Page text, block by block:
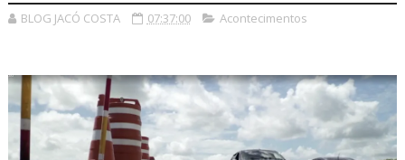
BLOG JACÓ COSTA 07:37:00 Acontecimentos